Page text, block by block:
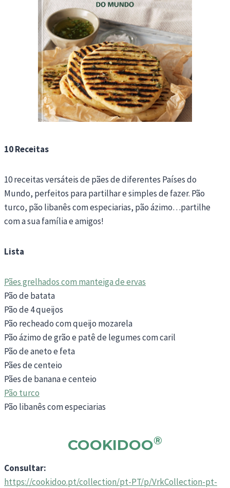
10 Receitas
10 receitas versáteis de pães de diferentes Países do
Mundo, perfeitos para partilhar e simples de fazer. Pão
turco, pão libanês com especiarias, pão ázimo…partilhe
com a sua família e amigos!
Lista
Pães grelhados com manteiga de ervas
Pão de batata
Pão de 4 queijos
Pão recheado com queijo mozarela
Pão ázimo de grão e patê de legumes com caril
Pão de aneto e feta
Pães de centeio
Pães de banana e centeio
Pão turco
Pão libanês com especiarias
COOKIDOO®
Consultar:
https://cookidoo.pt/collection/pt-PT/p/VrkCollection-pt-